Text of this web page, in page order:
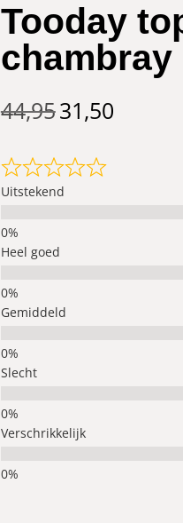
Tooday
chambray
44,9531,50
Uitstekend
Heel goed
Gemiddeld
Slecht
Verschrikkelijk